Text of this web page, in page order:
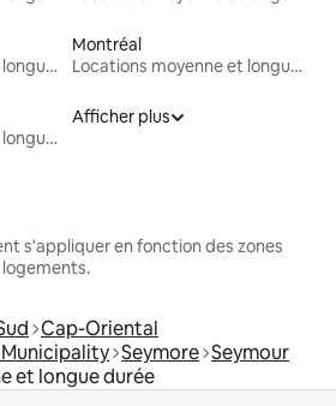
Locations moyenne et longue durée
Montréal
Locations moyenne et longue durée
Locations moyenne et longue durée
Afficher plus
s'appliquer en fonction des zones
Cap-Oriental
Seymore Seymour
et longue durée